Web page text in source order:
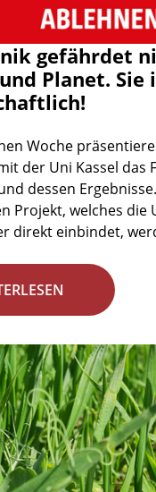
gefährdet
Planet. Sie
Woche
der Uni Kassel das
und dessen
Projekt, welches die
direkt einbindet,